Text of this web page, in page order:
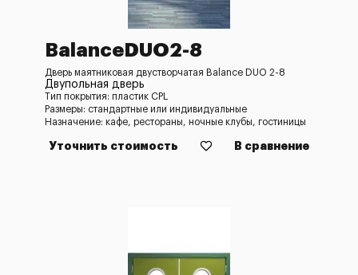
BalanceDUO2-8
Дверь маятниковая двустворчатая Balance DUO 2-8
Двупольная дверь
Тип покрытия: пластик CPL
Размеры: стандартные или индивидуальные
Назначение: кафе, рестораны, ночные клубы, гостиницы
Уточнить стоимость В сравнение